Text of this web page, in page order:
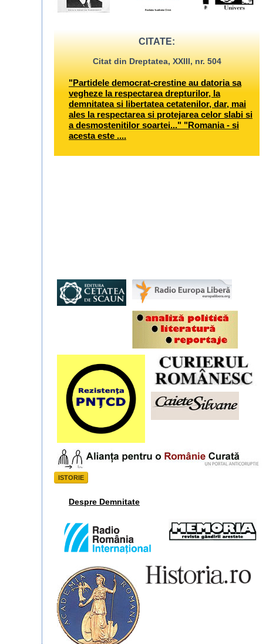
CITATE:
Citat din Dreptatea, XXIII, nr. 504
"Partidele democrat-crestine au datoria sa
vegheze la respectarea drepturilor, la
demnitatea si libertatea cetatenilor, dar, mai
ales la respectarea si protejarea celor slabi si
a desmostenitilor soartei..." "Romania - si
acesta este ....
ISTORIE
Despre Demnitate